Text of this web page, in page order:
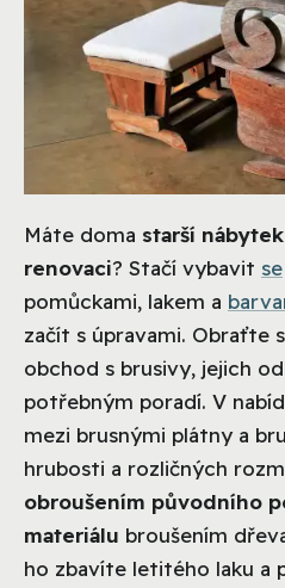
Máte doma starší
renovaci? Stačí vybavit se
pomůckami, lakem a
začít s úpravami. Obraťte
obchod s brusivy, jejich
potřebným poradí. V
mezi brusnými plátny a
hrubosti a rozličných
obroušením původního
materiálu broušením
ho zbavíte letitého laku a